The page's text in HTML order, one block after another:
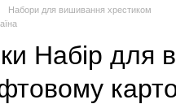
Набори для вишивання хрестиком
Набір для